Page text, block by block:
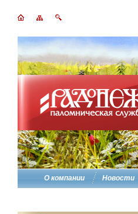
О компании Новости